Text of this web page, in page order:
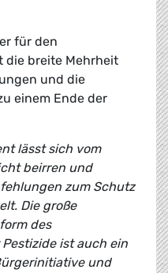
für den
die breite Mehrheit
und die
einem Ende der
lässt sich vom
beirren und
zum Schutz
Die große
des
ist auch ein
und